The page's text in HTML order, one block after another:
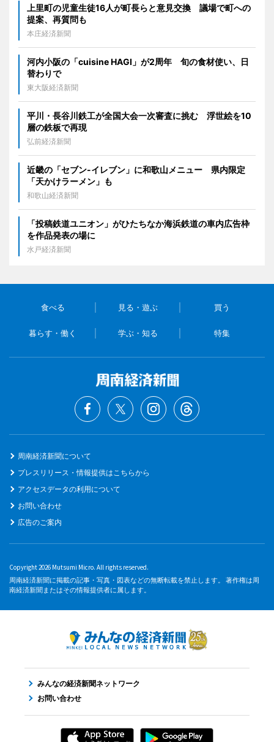
上里町の児童生徒16人が町長らと意見交換 議場で町への
提案、再質問も
本庄経済新聞
河内小阪の「cuisine HAGI」が2周年 旬の食材使い、日
替わりで
東大阪経済新聞
平川・長谷川鉄工が全国大会一次審査に挑む 浮世絵を10
層の鉄板で再現
弘前経済新聞
近畿の「セブン-イレブン」に和歌山メニュー 県内限定
「天かけラーメン」も
和歌山経済新聞
「投稿鉄道ユニオン」がひたちなか海浜鉄道の車内広告枠
を作品発表の場に
水戸経済新聞
食べる 見る・遊ぶ 買う
暮らす・働く 学ぶ・知る 特集
周南経済新聞について
プレスリリース・情報提供はこちらから
アクセスデータの利用について
お問い合わせ
広告のご案内
Copyright 2026 Mutsumi Micro. All rights reserved.
周南経済新聞に掲載の記事・写真・図表などの無断転載を禁止します。 著作権は周
南経済新聞またはその情報提供者に属します。
みんなの経済新聞ネットワーク
お問い合わせ